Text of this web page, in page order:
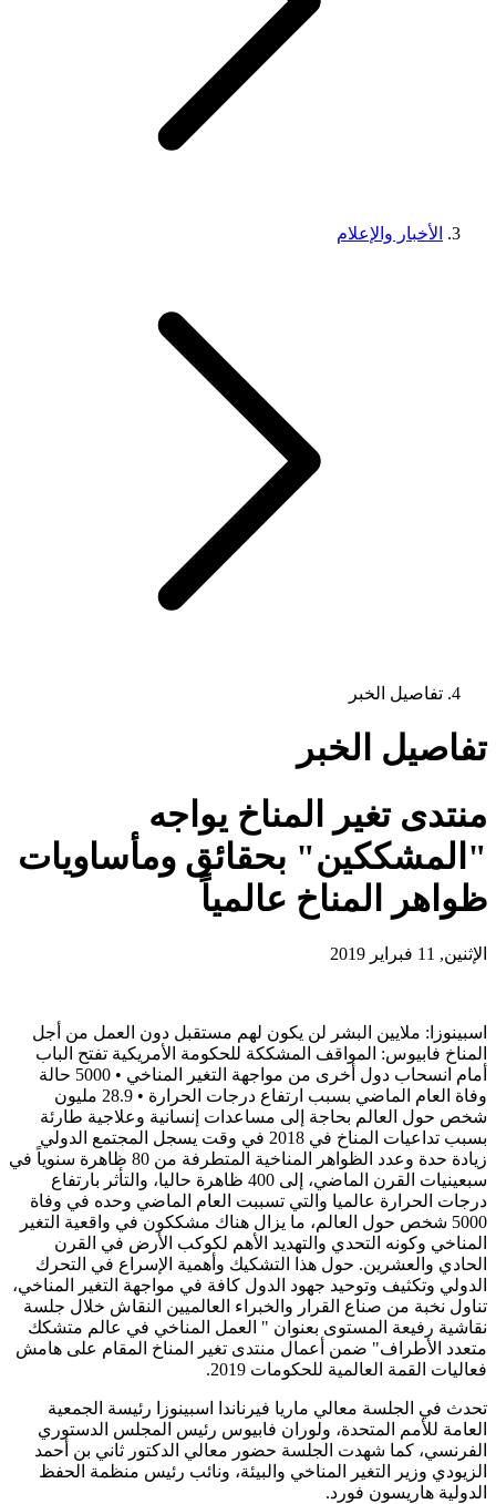
الأخبار والإعلام
تفاصيل الخبر
تفاصيل الخبر
منتدى تغير المناخ يواجه
"المشككين" بحقائق ومأساويات
ظواهر المناخ عالمياً
الإثنين, 11 فبراير 2019
اسبينوزا: ملايين البشر لن يكون لهم مستقبل دون العمل من أجل
المناخ فابيوس: المواقف المشككة للحكومة الأمريكية تفتح الباب
أمام انسحاب دول أخرى من مواجهة التغير المناخي • 5000 حالة
وفاة العام الماضي بسبب ارتفاع درجات الحرارة • 28.9 مليون
شخص حول العالم بحاجة إلى مساعدات إنسانية وعلاجية طارئة
بسبب تداعيات المناخ في 2018 في وقت يسجل المجتمع الدولي
زيادة حدة وعدد الظواهر المناخية المتطرفة من 80 ظاهرة سنوياً في
سبعينيات القرن الماضي، إلى 400 ظاهرة حاليا، والتأثر بارتفاع
درجات الحرارة عالميا والتي تسببت العام الماضي وحده في وفاة
5000 شخص حول العالم، ما يزال هناك مشككون في واقعية التغير
المناخي وكونه التحدي والتهديد الأهم لكوكب الأرض في القرن
الحادي والعشرين. حول هذا التشكيك وأهمية الإسراع في التحرك
الدولي وتكثيف وتوحيد جهود الدول كافة في مواجهة التغير المناخي،
تناول نخبة من صناع القرار والخبراء العالميين النقاش خلال جلسة
نقاشية رفيعة المستوى بعنوان " العمل المناخي في عالم متشكك
متعدد الأطراف" ضمن أعمال منتدى تغير المناخ المقام على هامش
فعاليات القمة العالمية للحكومات 2019.
تحدث في الجلسة معالي ماريا فيرناندا اسبينوزا رئيسة الجمعية
العامة للأمم المتحدة، ولوران فابيوس رئيس المجلس الدستوري
الفرنسي، كما شهدت الجلسة حضور معالي الدكتور ثاني بن أحمد
الزيودي وزير التغير المناخي والبيئة، ونائب رئيس منظمة الحفظ
الدولية هاريسون فورد.